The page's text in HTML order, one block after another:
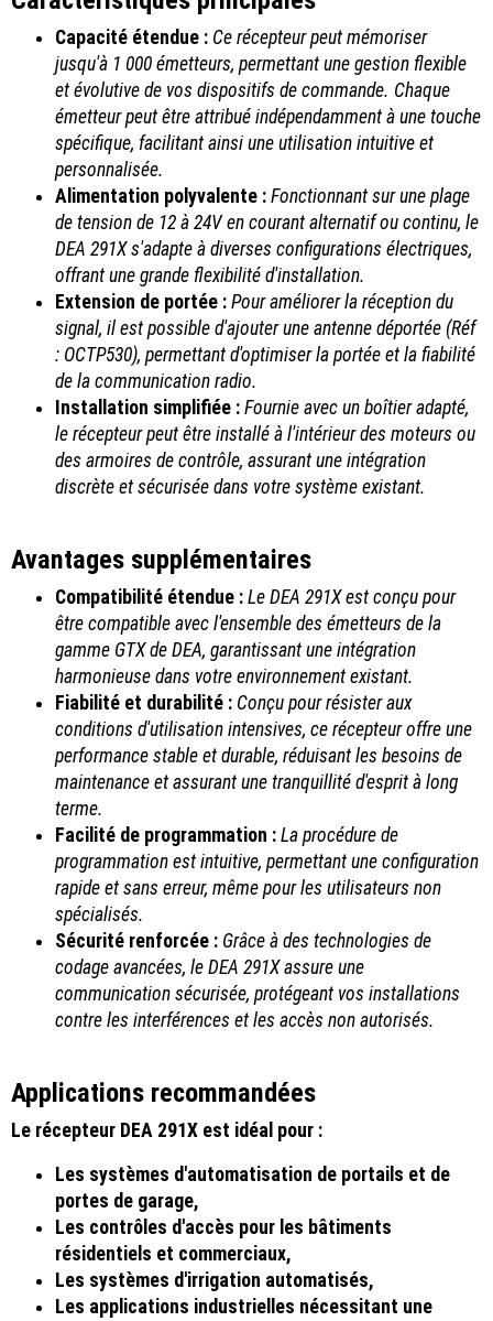
Capacité étendue : Ce récepteur peut mémoriser
jusqu'à 1 000 émetteurs, permettant une gestion flexible
et évolutive de vos dispositifs de commande. Chaque
émetteur peut être attribué indépendamment à une touche
spécifique, facilitant ainsi une utilisation intuitive et
personnalisée.
Alimentation polyvalente : Fonctionnant sur une plage
de tension de 12 à 24V en courant alternatif ou continu, le
DEA 291X s'adapte à diverses configurations électriques,
offrant une grande flexibilité d'installation.
Extension de portée : Pour améliorer la réception du
signal, il est possible d'ajouter une antenne déportée (Réf
: OCTP530), permettant d'optimiser la portée et la fiabilité
de la communication radio.
Installation simplifiée : Fournie avec un boîtier adapté,
le récepteur peut être installé à l'intérieur des moteurs ou
des armoires de contrôle, assurant une intégration
discrète et sécurisée dans votre système existant.
Avantages supplémentaires
Compatibilité étendue : Le DEA 291X est conçu pour
être compatible avec l'ensemble des émetteurs de la
gamme GTX de DEA, garantissant une intégration
harmonieuse dans votre environnement existant.
Fiabilité et durabilité : Conçu pour résister aux
conditions d'utilisation intensives, ce récepteur offre une
performance stable et durable, réduisant les besoins de
maintenance et assurant une tranquillité d'esprit à long
terme.
Facilité de programmation : La procédure de
programmation est intuitive, permettant une configuration
rapide et sans erreur, même pour les utilisateurs non
spécialisés.
Sécurité renforcée : Grâce à des technologies de
codage avancées, le DEA 291X assure une
communication sécurisée, protégeant vos installations
contre les interférences et les accès non autorisés.
Applications recommandées
Le récepteur DEA 291X est idéal pour :
Les systèmes d'automatisation de portails et de
portes de garage,
Les contrôles d'accès pour les bâtiments
résidentiels et commerciaux,
Les systèmes d'irrigation automatisés,
Les applications industrielles nécessitant une